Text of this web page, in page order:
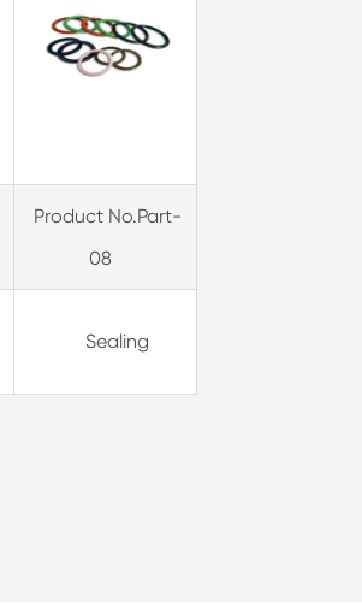
Product No.Part-
08
Sealing